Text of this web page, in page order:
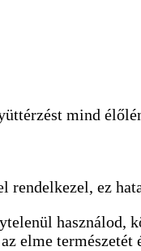
mind
rendelkezel, ez
használod,
elme természetét